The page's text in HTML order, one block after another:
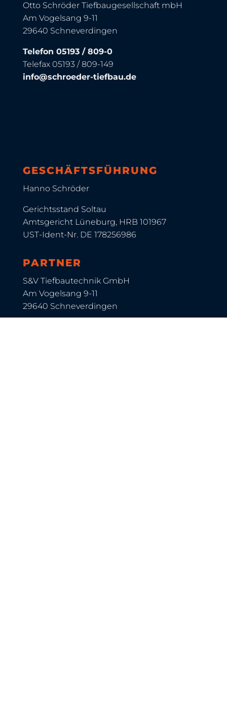
Otto Schröder Tiefbaugesellschaft mbH
Am Vogelsang 9-11
29640 Schneverdingen
Telefon 05193 / 809-0
Telefax 05193 / 809-149
info@schroeder-tiefbau.de
GESCHÄFTSFÜHRUNG
Hanno Schröder
Gerichtsstand Soltau
Amtsgericht Lüneburg, HRB 101967
UST-Ident-Nr. DE 178256986
PARTNER
S&V Tiefbautechnik GmbH
Am Vogelsang 9-11
29640 Schneverdingen